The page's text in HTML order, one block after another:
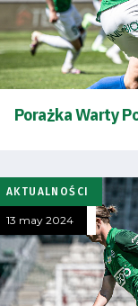
Porażka Warty
AKTUALNOŚCI
13 may 2024